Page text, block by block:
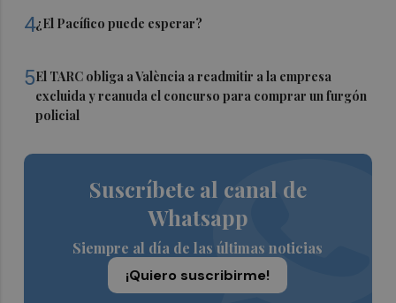
4¿El Pacífico puede esperar?
5El TARC obliga a València a readmitir a la empresa
excluida y reanuda el concurso para comprar un furgón
policial
Suscríbete al canal de
Whatsapp
Siempre al día de las últimas noticias
¡Quiero suscribirme!